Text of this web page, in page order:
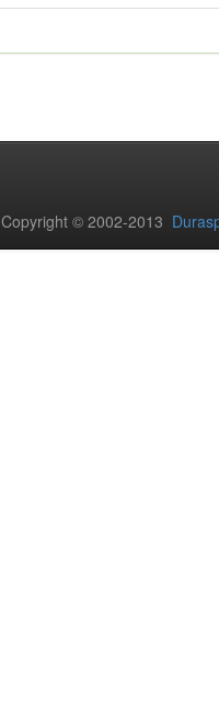
Copyright © 2002-2013